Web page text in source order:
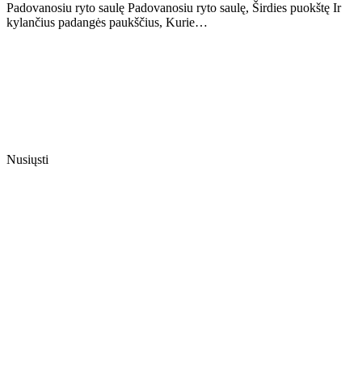
Padovanosiu ryto saulę Padovanosiu ryto saulę, Širdies puokštę Ir
kylančius padangės paukščius, Kurie…
Nusiųsti